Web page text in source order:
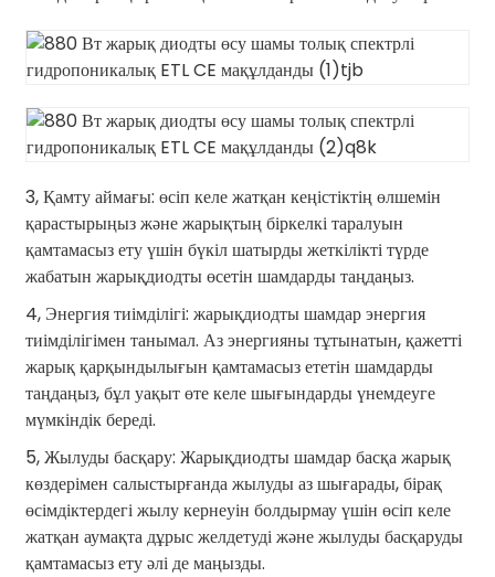
3, Қамту аймағы: өсіп келе жатқан кеңістіктің өлшемін
қарастырыңыз және жарықтың біркелкі таралуын
қамтамасыз ету үшін бүкіл шатырды жеткілікті түрде
жабатын жарықдиодты өсетін шамдарды таңдаңыз.
4, Энергия тиімділігі: жарықдиодты шамдар энергия
тиімділігімен танымал. Аз энергияны тұтынатын, қажетті
жарық қарқындылығын қамтамасыз ететін шамдарды
таңдаңыз, бұл уақыт өте келе шығындарды үнемдеуге
мүмкіндік береді.
5, Жылуды басқару: Жарықдиодты шамдар басқа жарық
көздерімен салыстырғанда жылуды аз шығарады, бірақ
өсімдіктердегі жылу кернеуін болдырмау үшін өсіп келе
жатқан аумақта дұрыс желдетуді және жылуды басқаруды
қамтамасыз ету әлі де маңызды.